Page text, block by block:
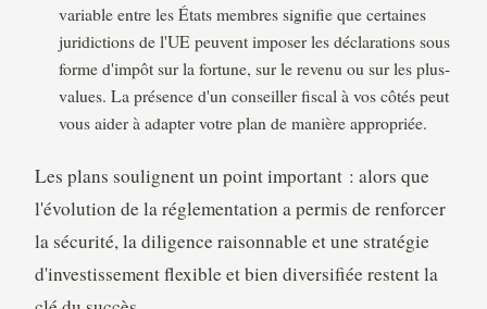
variable entre les États membres signifie que certaines
juridictions de l'UE peuvent imposer les déclarations sous
forme d'impôt sur la fortune, sur le revenu ou sur les plus-
values. La présence d'un conseiller fiscal à vos côtés peut
vous aider à adapter votre plan de manière appropriée.
Les plans soulignent un point important : alors que
l'évolution de la réglementation a permis de renforcer
la sécurité, la diligence raisonnable et une stratégie
d'investissement flexible et bien diversifiée restent la